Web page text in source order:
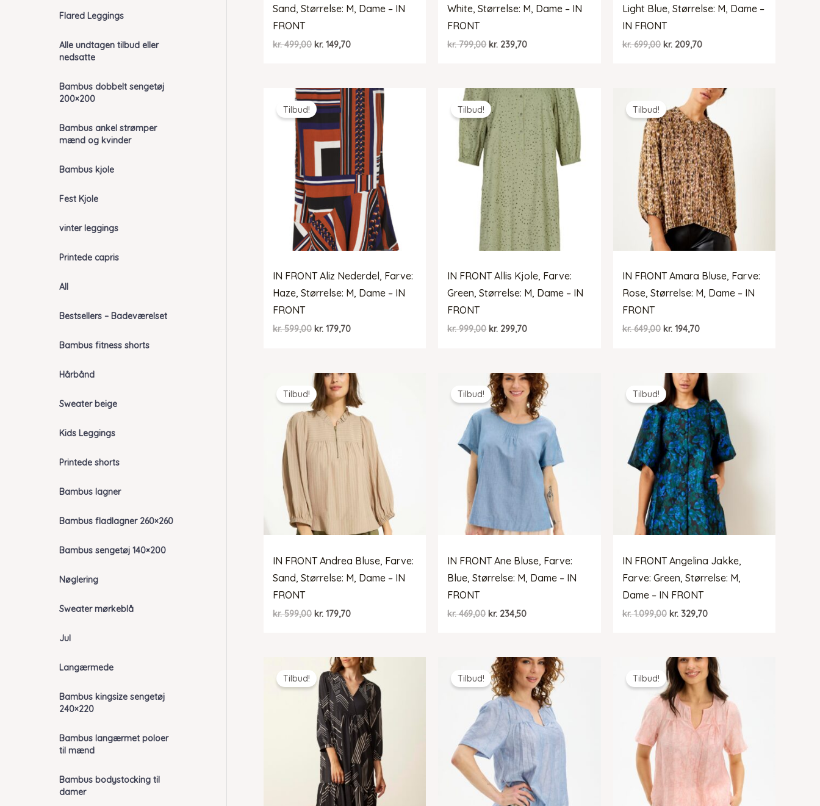
Flared Leggings
Alle undtagen tilbud eller
nedsatte
Bambus dobbelt sengetøj
200×200
Bambus ankel strømper
mænd og kvinder
Bambus kjole
Fest Kjole
vinter leggings
Printede capris
All
Bestsellers – Badeværelset
Bambus fitness shorts
Hårbånd
Sweater beige
Kids Leggings
Printede shorts
Bambus lagner
Bambus fladlagner 260×260
Bambus sengetøj 140×200
Nøglering
Sweater mørkeblå
Jul
Langærmede
Bambus kingsize sengetøj
240×220
Bambus langærmet poloer
til mænd
Bambus bodystocking til
damer
Sand, Størrelse: M, Dame – IN
FRONT
kr.499,00 Den
kr. 499,00.
kr. 149,70Den
kr. 149,70.
White, Størrelse: M, Dame – IN
FRONT
kr.799,00 Den
kr. 799,00.
kr. 239,70Den
kr. 239,70.
Light Blue, Størrelse: M, Dame –
IN FRONT
kr.699,00 Den
kr. 699,00.
kr.209,70Den
kr. 209,70.
Tilbud!
IN FRONT Aliz Nederdel, Farve:
Haze, Størrelse: M, Dame – IN
FRONT
kr.599,00 Den
kr. 599,00.
kr. 179,70Den
kr. 179,70.
Tilbud!
IN FRONT Allis Kjole, Farve:
Green, Størrelse: M, Dame – IN
FRONT
kr.999,00 Den
kr. 999,00.
kr. 299,70Den
kr. 299,70.
Tilbud!
IN FRONT Amara Bluse, Farve:
Rose, Størrelse: M, Dame – IN
FRONT
kr.649,00 Den
kr. 649,00.
kr.194,70Den
kr. 194,70.
Tilbud!
IN FRONT Andrea Bluse, Farve:
Sand, Størrelse: M, Dame – IN
FRONT
kr.599,00 Den
kr. 599,00.
kr. 179,70Den
kr. 179,70.
Tilbud!
IN FRONT Ane Bluse, Farve:
Blue, Størrelse: M, Dame – IN
FRONT
kr.469,00 Den
kr. 469,00.
kr. 234,50Den
kr. 234,50.
Tilbud!
IN FRONT Angelina Jakke,
Farve: Green, Størrelse: M,
Dame – IN FRONT
kr.1.099,00 Den
kr. 1.099,00.
kr.329,70Den
kr. 329,70.
Tilbud! Tilbud! Tilbud!